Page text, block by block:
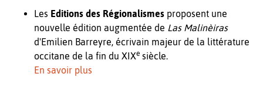
Les Editions des Régionalismes proposent une
nouvelle édition augmentée de Las Malinèiras
d'Emilien Barreyre, écrivain majeur de la littérature
occitane de la fin du XIXe siècle.
En savoir plus